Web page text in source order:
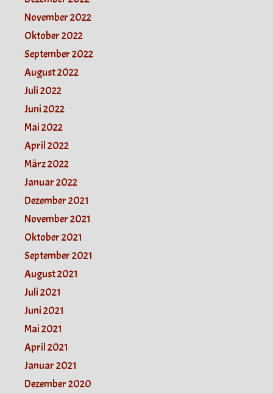
November 2022
Oktober 2022
September 2022
August 2022
Juli 2022
Juni 2022
Mai 2022
April 2022
März 2022
Januar 2022
Dezember 2021
November 2021
Oktober 2021
September 2021
August 2021
Juli 2021
Juni 2021
Mai 2021
April 2021
Januar 2021
Dezember 2020